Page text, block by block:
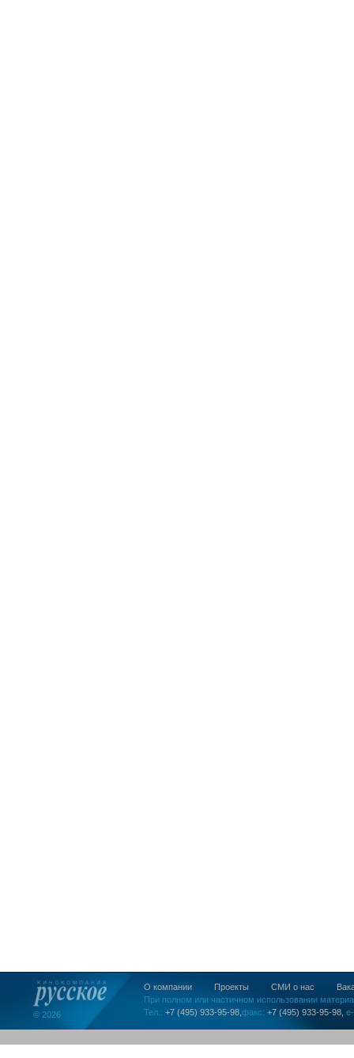
© 2026
О компании Проекты СМИ о нас
При полном или частичном использовании
Тел.: +7 (495) 933-95-98, факс: +7 (495) 933-95-98,